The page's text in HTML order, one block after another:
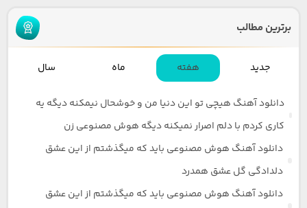
برترین مطالب
جدید هفته ماه سال
دانلود آهنگ هیچی تو این دنیا من و خوشحال نیمکنه دیگه یه
کاری کردم با دلم اصرار نمیکنه دیگه هوش مصنوعی زن
دانلود آهنگ هوش مصنوعی باید که میگذشتم از این عشق
دلدادگی گل عشق همدرد
دانلود آهنگ هوش مصنوعی باید که میگذشتم از این عشق